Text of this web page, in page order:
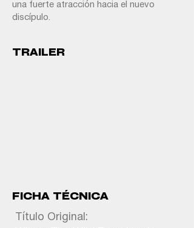
una fuerte atracción hacia el nuevo
discípulo.
TRAILER
FICHA TÉCNICA
Título Original: